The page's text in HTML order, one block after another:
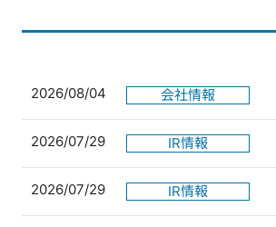
2026/08/04 会社情報
2026/07/29 IR情報
2026/07/29 IR情報